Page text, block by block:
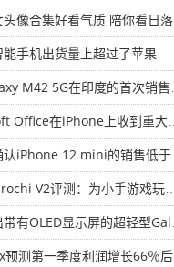
合集好看气质 陪你看日落的人比日落更浪漫
能手机出货量上超过了苹果
M42 5G在印度的首次销售将于今晚开始
Office在iPhone上收到重大更新
iPhone 12 mini的销售低于预期
V2评测：为小手游戏玩家设计的鼠标
示屏的超轻型Galaxy Book Pro和Galaxy Book Pro 360笔记本电脑
一季度利润增长66％后，对芯片的需求将增强